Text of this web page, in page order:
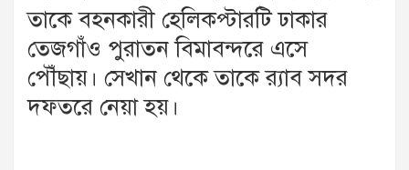
তাকে বহনকারী হেলিকপ্টারটি ঢাকার
তেজগাঁও পুরাতন বিমাবন্দরে এসে
পৌঁছায়। সেখান থেকে তাকে র‌্যাব সদর
দফতরে নেয়া হয়।